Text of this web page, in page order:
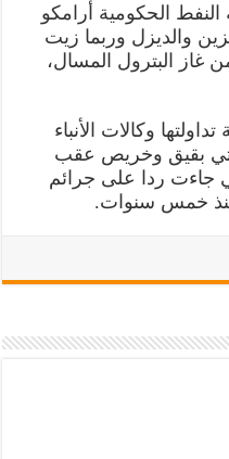
الحكومية أرامكو
والديزل وربما زيت
غاز البترول المسال،
وكالات الأنباء
بقيق وخريص عقب
جاءت ردا على جرائم
خمس سنوات.